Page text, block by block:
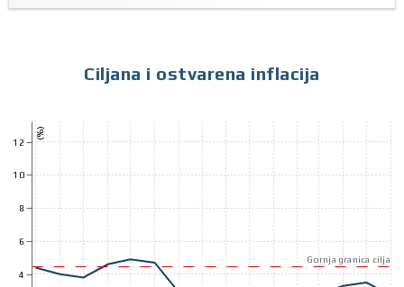
Ciljana i ostvarena inflacija
Gornja granica cilja
(%)
4
6
8
10
12